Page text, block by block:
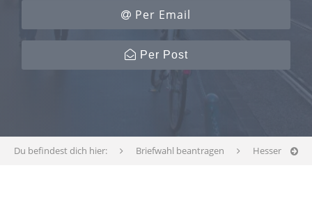
Per Email
Per Post
Du befindest dich hier: Briefwahl beantragen Hessen